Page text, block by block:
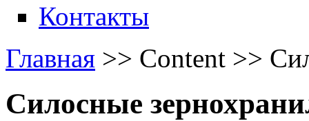
Контакты
Главная >> Content >>
Силосные